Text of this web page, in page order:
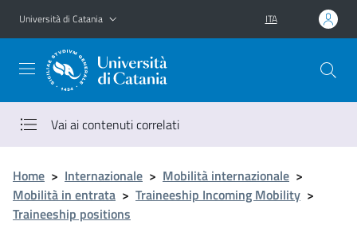
Vai al contenuto principale
Vai al menu di navigazione
Università di Catania ITA
Vai ai contenuti correlati
Home > Internazionale > Mobilità internazionale >
Mobilità in entrata > Traineeship Incoming Mobility >
Traineeship positions